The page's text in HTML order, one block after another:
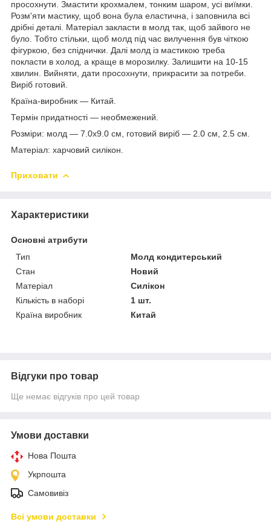
просохнути. Змастити крохмалем, тонким шаром, усі виїмки.
Розм'яти мастику, щоб вона була еластична, і заповнила всі
дрібні деталі. Матеріал закласти в молд так, щоб зайвого не
було. Тобто стільки, щоб молд під час вилучення був чіткою
фігуркою, без спіднички. Далі молд із мастикою треба
покласти в холод, а краще в морозилку. Залишити на 10-15
хвилин. Вийняти, дати просохнути, прикрасити за потреби.
Виріб готовий.
Країна-виробник — Китай.
Термін придатності — необмежений.
Розміри: молд — 7.0х9.0 см, готовий виріб — 2.0 см, 2.5 см.
Матеріал: харчовий силікон.
Приховати
Характеристики
Основні атрибути
Тип
Молд кондитерський
Стан
Новий
Матеріал
Силікон
Кількість в наборі
1 шт.
Країна виробник
Китай
Відгуки про товар
Ще немає відгуків про цей товар
Умови доставки
Нова Пошта
Укрпошта
Самовивіз
Всі умови доставки